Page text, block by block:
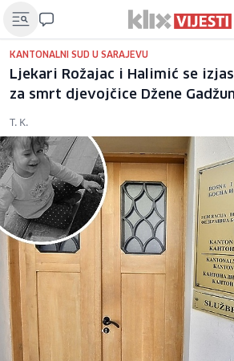
KANTONALNI SUD U SARAJEVU
Ljekari Rožajac i Halimić se
za smrt djevojčice Džene
T. K.